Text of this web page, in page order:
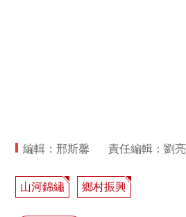
編輯：邢斯馨 責任編輯：劉亮
山河錦繡 鄉村振興